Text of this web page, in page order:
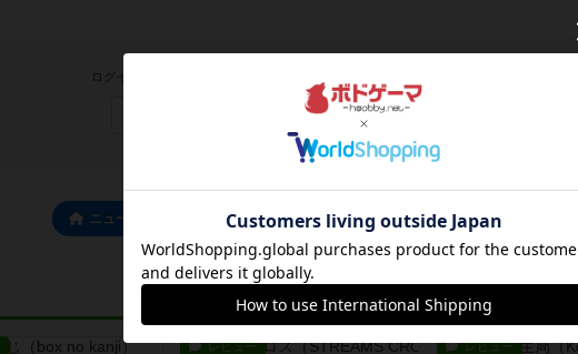
ログイン/会員登録でコメント
ニューオールドのトップに戻る
レビュー レビュー